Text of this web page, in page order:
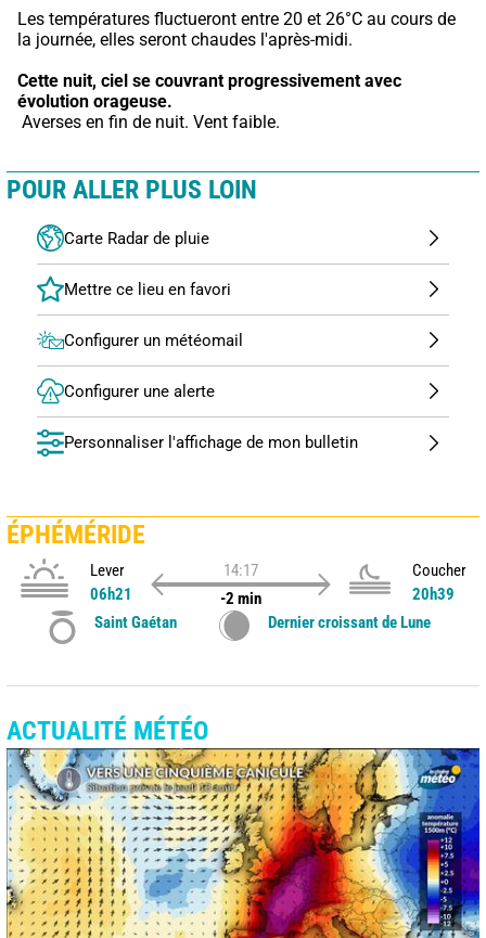
Les températures fluctueront entre 20 et 26°C au cours de
la journée, elles seront chaudes l'après-midi.
Cette nuit, ciel se couvrant progressivement avec
évolution orageuse.
Averses en fin de nuit. Vent faible.
POUR ALLER PLUS LOIN
Carte Radar de pluie
Configurer un météomail
Configurer une alerte
Personnaliser l'affichage de mon bulletin
ÉPHÉMÉRIDE
Lever
06h21
14:17
-2 min
Coucher
20h39
Saint Gaétan
Dernier croissant de Lune
ACTUALITÉ MÉTÉO